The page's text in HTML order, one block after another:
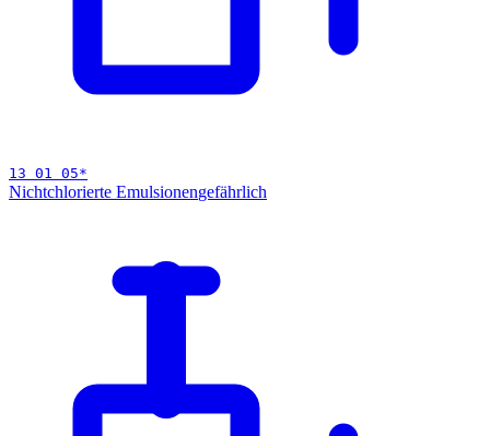
13 01 05*
Nichtchlorierte Emulsionengefährlich